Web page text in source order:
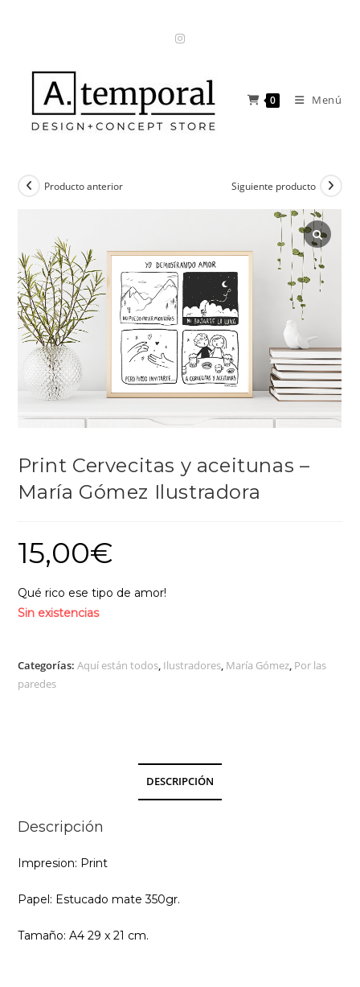
0 Menú
Producto anterior Siguiente producto
Print Cervecitas y aceitunas –
María Gómez Ilustradora
15,00€
Qué rico ese tipo de amor!
Sin existencias
Categorías:Aquí están todos, Ilustradores, María Gómez, Por las
paredes
DESCRIPCIÓN
Descripción
Impresion: Print
Papel: Estucado mate 350gr.
Tamaño: A4 29 x 21 cm.